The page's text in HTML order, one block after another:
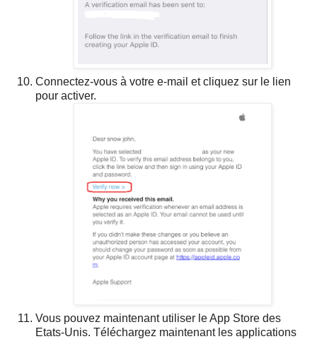
Connectez-vous à votre e-mail et cliquez sur le lien
pour activer.
Vous pouvez maintenant utiliser le App Store des
Etats-Unis. Téléchargez maintenant les applications